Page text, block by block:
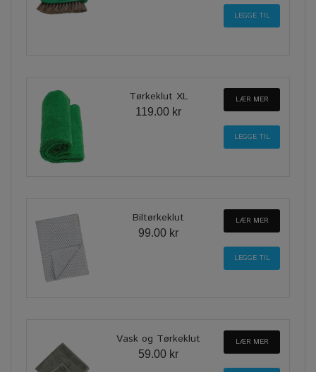
Tørkeklut XL
119.00 kr
LÆR MER
Biltørkeklut
99.00 kr
LÆR MER
Vask og Tørkeklut
59.00 kr
LÆR MER